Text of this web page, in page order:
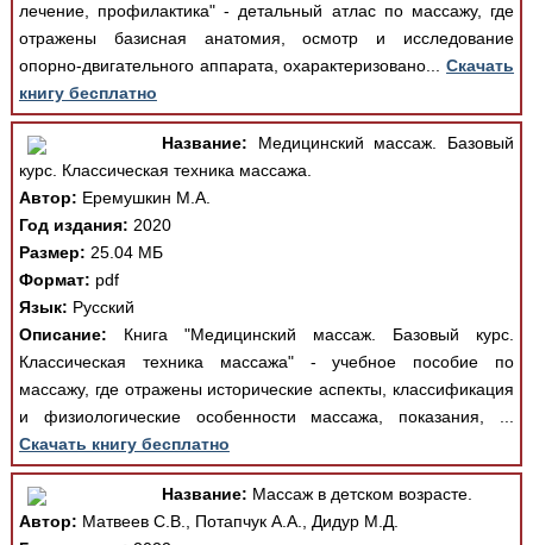
лечение, профилактика" - детальный атлас по массажу, где
отражены базисная анатомия, осмотр и исследование
опорно-двигательного аппарата, охарактеризовано...Скачать
книгу бесплатно
Название: Медицинский массаж. Базовый
курс. Классическая техника массажа.
Автор: Еремушкин М.А.
Год издания: 2020
Размер: 25.04 МБ
Формат: pdf
Язык: Русский
Описание: Книга "Медицинский массаж. Базовый курс.
Классическая техника массажа" - учебное пособие по
массажу, где отражены исторические аспекты, классификация
и физиологические особенности массажа, показания, ...
Скачать книгу бесплатно
Название: Массаж в детском возрасте.
Автор: Матвеев С.В., Потапчук А.А., Дидур М.Д.